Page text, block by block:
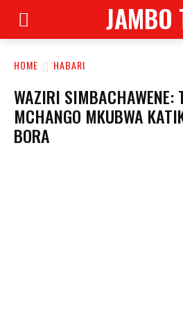
JAMBO
HOME HABARI
WAZIRI SIMBACHAWENE:
MCHANGO MKUBWA
BORA